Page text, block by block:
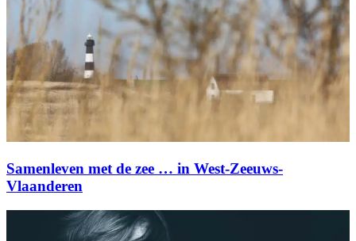
Samenleven met de zee … in West-Zeeuws-
Vlaanderen